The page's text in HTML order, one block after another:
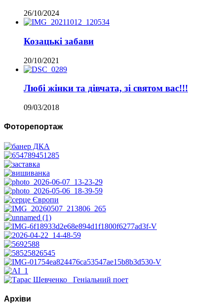
26/10/2024
Козацькі забави
20/10/2021
Любі жінки та дівчата, зі святом вас!!!
09/03/2018
Фоторепортаж
Архіви